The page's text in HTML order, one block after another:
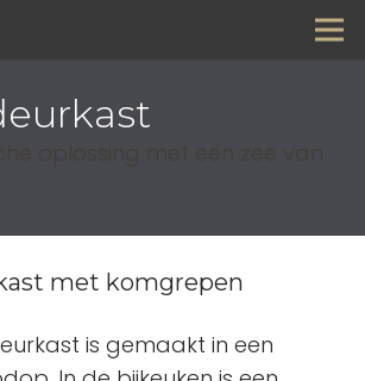
oplossing met een zee van
met komgrepen
is gemaakt in een